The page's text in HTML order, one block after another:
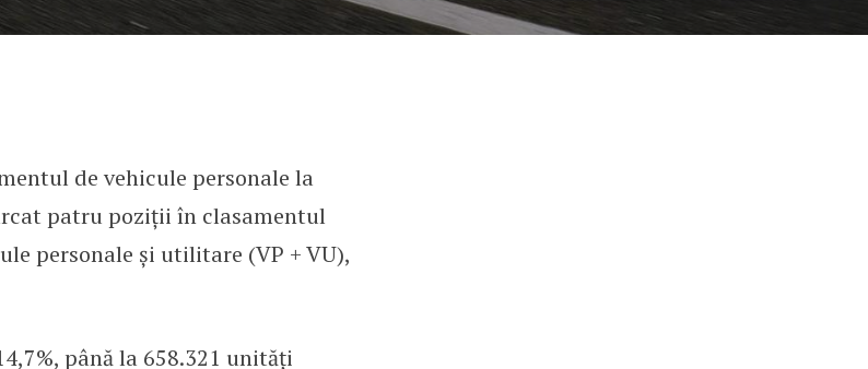
global în 2023
de vehicule personale la
patru poziții în clasamentul
personale și utilitare (VP + VU),
până la 658.321 unități